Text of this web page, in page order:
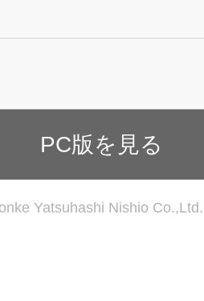
PC版を見る
Yatsuhashi Nishio